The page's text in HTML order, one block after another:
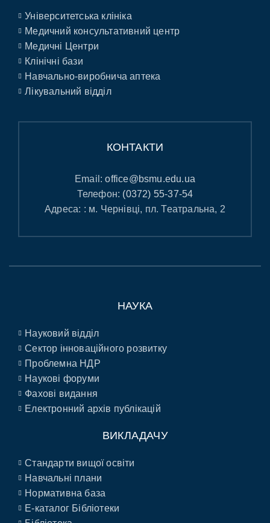
Університетська клініка
Медичний консультативний центр
Медичні Центри
Клінічні бази
Навчально-виробнича аптека
Лікувальний відділ
КОНТАКТИ
Email:office@bsmu.edu.ua
Телефон: (0372) 55-37-54
Адреса: : м. Чернівці, пл. Театральна, 2
НАУКА
Науковий відділ
Сектор інноваційного розвитку
Проблемна НДР
Наукові форуми
Фахові видання
Електронний архів публікацій
ВИКЛАДАЧУ
Стандарти вищої освіти
Навчальні плани
Нормативна база
E-каталог Бібліотеки